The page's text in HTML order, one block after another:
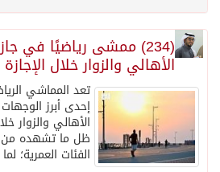
(234) ممشى رياضيًا في
الأهالي والزوار خلال
تعد المماشي
إحدى أبرز
الأهالي والزوار
ظل ما تشهده من
الفئات العمرية؛